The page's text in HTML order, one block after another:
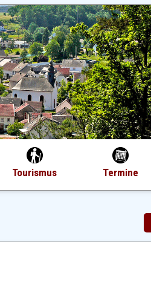
Tourismus Termine